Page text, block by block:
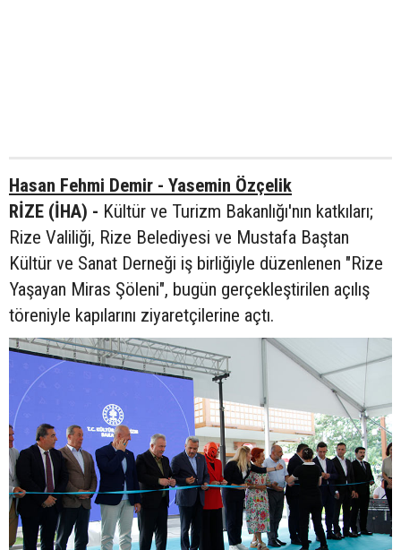
Hasan Fehmi Demir - Yasemin Özçelik
RİZE (İHA) - Kültür ve Turizm Bakanlığı'nın katkıları;
Rize Valiliği, Rize Belediyesi ve Mustafa Baştan
Kültür ve Sanat Derneği iş birliğiyle düzenlenen "Rize
Yaşayan Miras Şöleni", bugün gerçekleştirilen açılış
töreniyle kapılarını ziyaretçilerine açtı.